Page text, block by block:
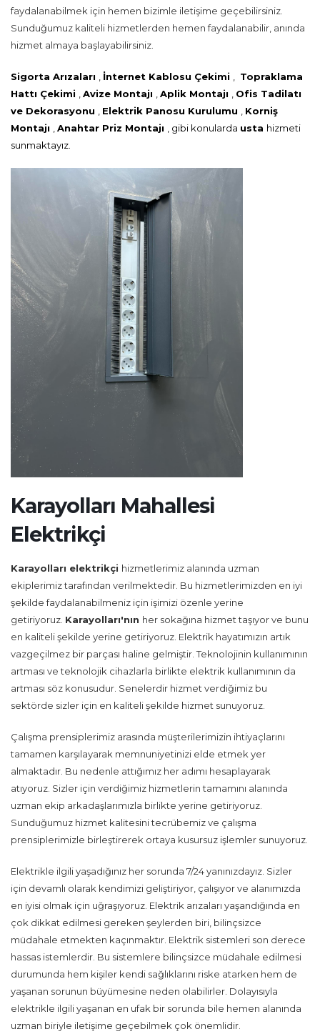
faydalanabilmek için hemen bizimle iletişime geçebilirsiniz.
Sunduğumuz kaliteli hizmetlerden hemen faydalanabilir, anında
hizmet almaya başlayabilirsiniz.
Sigorta Arızaları İnternet Kablosu Çekimi
Topraklama
Hattı Çekimi
Avize Montajı Aplik Montajı
Ofis Tadilatı
ve Dekorasyonu
Elektrik Panosu Kurulumu
Korniş
Montajı
Anahtar Priz Montajı , gibi konularda usta hizmeti
sunmaktayız.
Karayolları Mahallesi
Elektrikçi
Karayolları elektrikçi hizmetlerimiz alanında uzman
ekiplerimiz tarafından verilmektedir. Bu hizmetlerimizden en iyi
şekilde faydalanabilmeniz için işimizi özenle yerine
getiriyoruz. Karayolları'nın her sokağına hizmet taşıyor ve bunu
en kaliteli şekilde yerine getiriyoruz. Elektrik hayatımızın artık
vazgeçilmez bir parçası haline gelmiştir. Teknolojinin kullanımının
artması ve teknolojik cihazlarla birlikte elektrik kullanımının da
artması söz konusudur. Senelerdir hizmet verdiğimiz bu
sektörde sizler için en kaliteli şekilde hizmet sunuyoruz.
Çalışma prensiplerimiz arasında müşterilerimizin ihtiyaçlarını
tamamen karşılayarak memnuniyetinizi elde etmek yer
almaktadır. Bu nedenle attığımız her adımı hesaplayarak
atıyoruz. Sizler için verdiğimiz hizmetlerin tamamını alanında
uzman ekip arkadaşlarımızla birlikte yerine getiriyoruz.
Sunduğumuz hizmet kalitesini tecrübemiz ve çalışma
prensiplerimizle birleştirerek ortaya kusursuz işlemler sunuyoruz.
Elektrikle ilgili yaşadığınız her sorunda 7/24 yanınızdayız. Sizler
için devamlı olarak kendimizi geliştiriyor, çalışıyor ve alanımızda
en iyisi olmak için uğraşıyoruz. Elektrik arızaları yaşandığında en
çok dikkat edilmesi gereken şeylerden biri, bilinçsizce
müdahale etmekten kaçınmaktır. Elektrik sistemleri son derece
hassas istemlerdir. Bu sistemlere bilinçsizce müdahale edilmesi
durumunda hem kişiler kendi sağlıklarını riske atarken hem de
yaşanan sorunun büyümesine neden olabilirler. Dolayısıyla
elektrikle ilgili yaşanan en ufak bir sorunda bile hemen alanında
uzman biriyle iletişime geçebilmek çok önemlidir.